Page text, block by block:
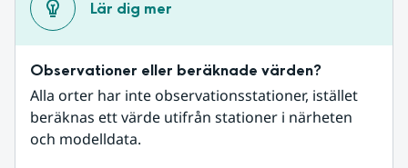
Lär dig mer
Observationer eller beräknade värden?
Alla orter har inte observationsstationer, istället
beräknas ett värde utifrån stationer i närheten
och modelldata.